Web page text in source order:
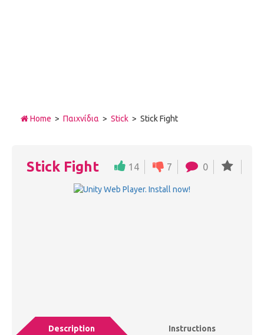
Home > Παιχνίδια > Stick > Stick Fight
Stick Fight 14 7 0
Description Instructions